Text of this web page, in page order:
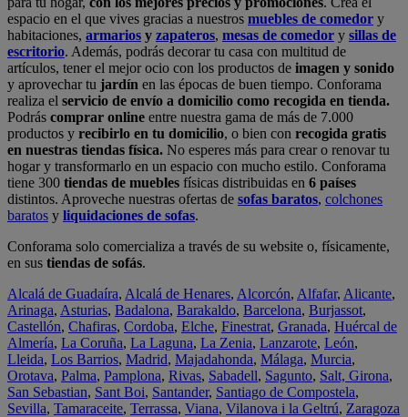
espacio en el que vives gracias a nuestros muebles de comedor y
habitaciones, armarios y zapateros, mesas de comedor y sillas de
escritorio. Además, podrás decorar tu casa con multitud de
artículos, tener el mejor ocio con los productos de imagen y sonido
y aprovechar tu jardín en las épocas de buen tiempo. Conforama
realiza el servicio de envío a domicilio como recogida en tienda.
Podrás comprar online entre nuestra gama de más de 7.000
productos y recibirlo en tu domicilio, o bien con recogida gratis
en nuestras tiendas física. No esperes más para crear o renovar tu
hogar y transformarlo en un espacio con mucho estilo. Conforama
tiene 300 tiendas de muebles físicas distribuidas en 6 países
distintos. Aproveche nuestras ofertas de sofas baratos, colchones
baratos y liquidaciones de sofas.
Conforama solo comercializa a través de su website o, físicamente,
en sus tiendas de sofás.
Alcalá de Guadaíra, Alcalá de Henares, Alcorcón, Alfafar, Alicante,
Arinaga, Asturias, Badalona, Barakaldo, Barcelona, Burjassot,
Castellón, Chafiras, Cordoba, Elche, Finestrat, Granada, Huércal de
Almería, La Coruña, La Laguna, La Zenia, Lanzarote, León,
Lleida, Los Barrios, Madrid, Majadahonda, Málaga, Murcia,
Orotava, Palma, Pamplona, Rivas, Sabadell, Sagunto, Salt, Girona,
San Sebastian, Sant Boi, Santander, Santiago de Compostela,
Sevilla, Tamaraceite, Terrassa, Viana, Vilanova i la Geltrú, Zaragoza